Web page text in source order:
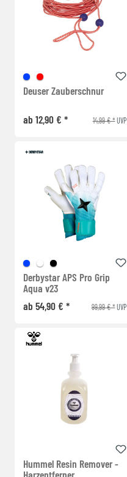
Deuser Zauberschnur
ab 12,90 € * 14,99 € *UVP
Derbystar APS Pro Grip
Aqua v23
ab 54,90 € *
99,99 € *UVP
Hummel Resin Remover -